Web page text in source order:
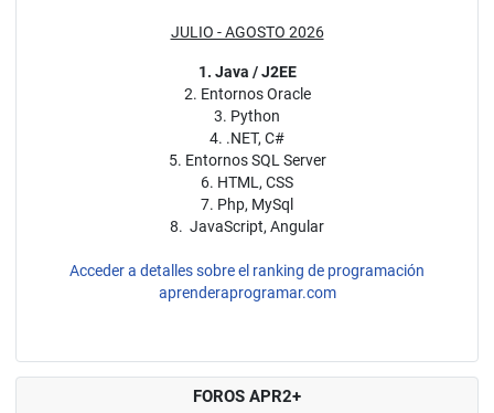
JULIO - AGOSTO 2026
1. Java / J2EE
2. Entornos Oracle
3. Python
4. .NET, C#
5. Entornos SQL Server
6. HTML, CSS
7. Php, MySql
8. JavaScript, Angular
Acceder a detalles sobre el ranking de programación
aprenderaprogramar.com
FOROS APR2+